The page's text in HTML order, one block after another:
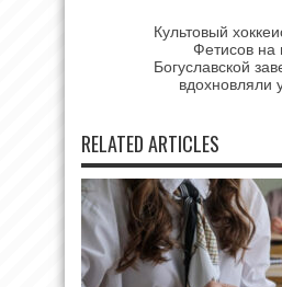
Культовый
Фетисов
Богуславской
вдохновляли
RELATED ARTICLES